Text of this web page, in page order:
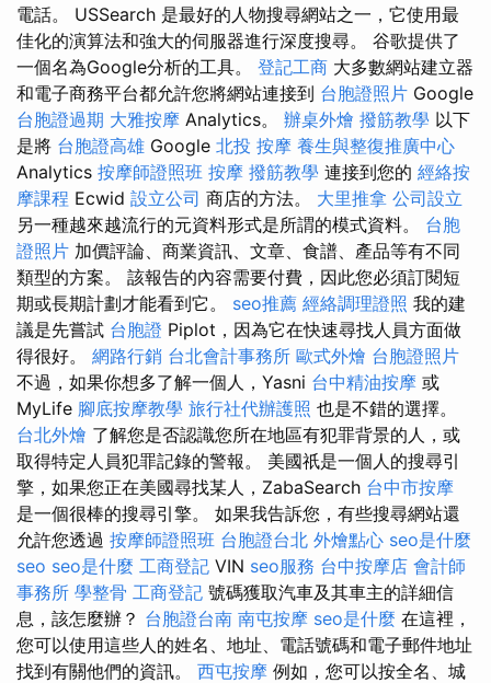
電話。 USSearch 是最好的人物搜尋網站之一，它使用最
佳化的演算法和強大的伺服器進行深度搜尋。 谷歌提供了
一個名為Google分析的工具。 登記工商 大多數網站建立器
和電子商務平台都允許您將網站連接到 台胞證照片 Google
台胞證過期 大雅按摩 Analytics。 辦桌外燴 撥筋教學 以下
是將 台胞證高雄 Google 北投 按摩 養生與整復推廣中心
Analytics 按摩師證照班 按摩 撥筋教學 連接到您的 經絡按
摩課程 Ecwid 設立公司 商店的方法。 大里推拿 公司設立
另一種越來越流行的元資料形式是所謂的模式資料。 台胞
證照片 加價評論、商業資訊、文章、食譜、產品等有不同
類型的方案。 該報告的內容需要付費，因此您必須訂閱短
期或長期計劃才能看到它。 seo推薦 經絡調理證照 我的建
議是先嘗試 台胞證 Piplot，因為它在快速尋找人員方面做
得很好。 網路行銷 台北會計事務所 歐式外燴 台胞證照片
不過，如果你想多了解一個人，Yasni 台中精油按摩 或
MyLife 腳底按摩教學 旅行社代辦護照 也是不錯的選擇。
台北外燴 了解您是否認識您所在地區有犯罪背景的人，或
取得特定人員犯罪記錄的警報。 美國祇是一個人的搜尋引
擎，如果您正在美國尋找某人，ZabaSearch 台中市按摩
是一個很棒的搜尋引擎。 如果我告訴您，有些搜尋網站還
允許您透過 按摩師證照班 台胞證台北 外燴點心 seo是什麼
seo seo是什麼 工商登記 VIN seo服務 台中按摩店 會計師
事務所 學整骨 工商登記 號碼獲取汽車及其車主的詳細信
息，該怎麼辦？ 台胞證台南 南屯按摩 seo是什麼 在這裡，
您可以使用這些人的姓名、地址、電話號碼和電子郵件地址
找到有關他們的資訊。 西屯按摩 例如，您可以按全名、城